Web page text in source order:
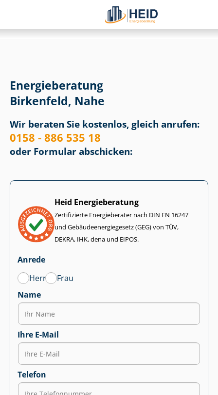
Energieberatung
Birkenfeld, Nahe
Wir beraten Sie kostenlos, gleich anrufen:
0158 - 886 535 18
oder Formular abschicken:
Heid Energieberatung
Zertifizierte Energieberater nach DIN EN 16247
und Ge­bäu­de­en­er­gie­ge­setz (GEG) von TÜV,
DEKRA, IHK, dena und EIPOS.
Anrede
Herr
Frau
Name
Ihre E-Mail
Telefon